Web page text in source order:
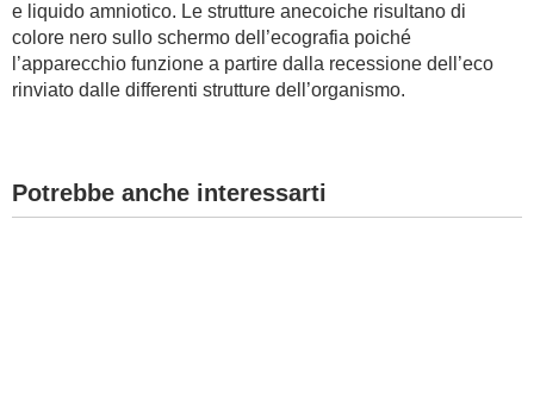
DIETA
GUIDE
e liquido amniotico. Le strutture anecoiche risultano di
colore nero sullo schermo dell’ecografia poiché
l’apparecchio funzione a partire dalla recessione dell’eco
rinviato dalle differenti strutture dell’organismo.
Potrebbe anche interessarti